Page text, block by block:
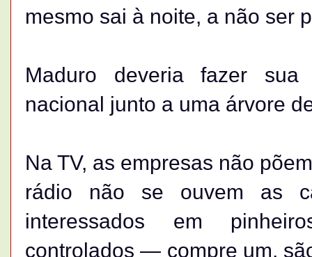
mesmo sai à noite, a não ser
Maduro deveria fazer
nacional junto a uma árvore
Na TV, as empresas não
rádio não se ouvem as
interessados em
controlados — compre um,